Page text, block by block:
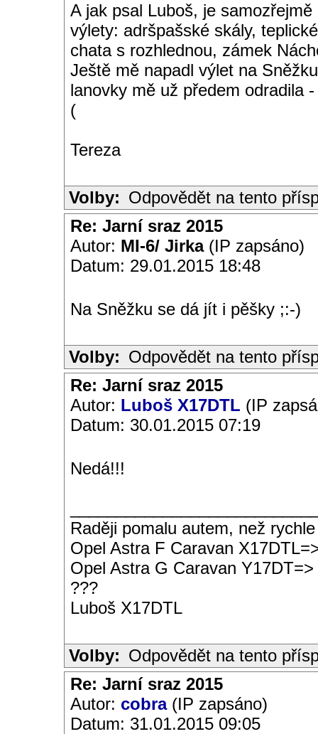
A jak psal Luboš, je
výlety: adršpašské skály,
chata s rozhlednou, zámek
Ještě mě napadl výlet na
lanovky mě už předem odradila
(
Tereza
Volby: Odpovědět na tento
Re: Jarní sraz 2015
Autor: MI-6/ Jirka(IP zapsáno)
Datum: 29.01.2015 18:48
Na Sněžku se dá jít i pěšky ;:-)
Volby: Odpovědět na tento
Re: Jarní sraz 2015
Autor: Luboš X17DTL (IP
Datum: 30.01.2015 07:19
Nedá!!!
Raději pomalu autem, než
Opel Astra F Caravan
Opel Astra G Caravan Y17DT=>
???
Luboš X17DTL
Volby: Odpovědět na tento
Re: Jarní sraz 2015
Autor: cobra(IP zapsáno)
Datum: 31.01.2015 09:05